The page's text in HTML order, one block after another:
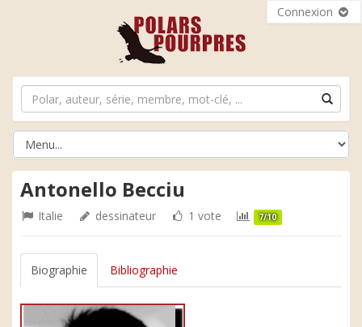
Connexion
Antonello Becciu
Italie dessinateur 1 vote 7/10
Biographie Bibliographie